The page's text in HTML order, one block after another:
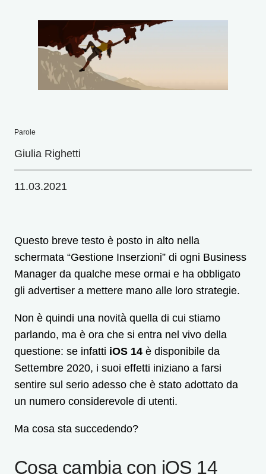
Parole
Giulia Righetti
11.03.2021
Questo breve testo è posto in alto nella
schermata “Gestione Inserzioni” di ogni Business
Manager da qualche mese ormai e ha obbligato
gli advertiser a mettere mano alle loro strategie.
Non è quindi una novità quella di cui stiamo
parlando, ma è ora che si entra nel vivo della
questione: se infatti iOS 14 è disponibile da
Settembre 2020, i suoi effetti iniziano a farsi
sentire sul serio adesso che è stato adottato da
un numero considerevole di utenti.
Ma cosa sta succedendo?
Cosa cambia con iOS 14